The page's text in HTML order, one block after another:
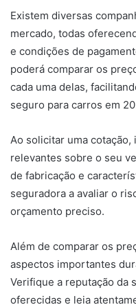
Existem diversas
mercado, todas
e condições de
poderá comparar os
cada uma delas,
seguro para carros em
Ao solicitar uma
relevantes sobre o seu
de fabricação e
seguradora a avaliar o
orçamento preciso.
Além de comparar os
aspectos importantes
Verifique a reputação da
oferecidas e leia